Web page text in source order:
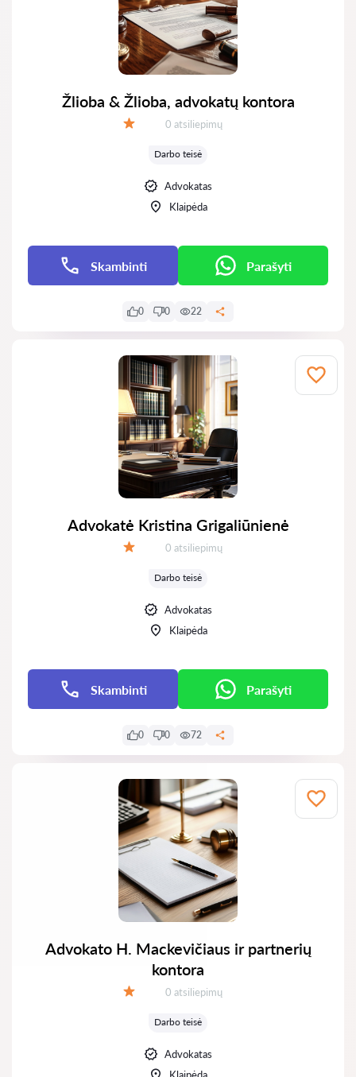
Žlioba & Žlioba, advokatų kontora
Atsiliepimų:
0 atsiliepimų
Darbo teisė
Advokatas
Klaipėda
Skambinti Parašyti
0 0 22
Advokatė Kristina Grigaliūnienė
Atsiliepimų:
0 atsiliepimų
Darbo teisė
Advokatas
Klaipėda
Skambinti Parašyti
0 0 72
Advokato H. Mackevičiaus ir partnerių
kontora
Atsiliepimų:
0 atsiliepimų
Darbo teisė
Advokatas